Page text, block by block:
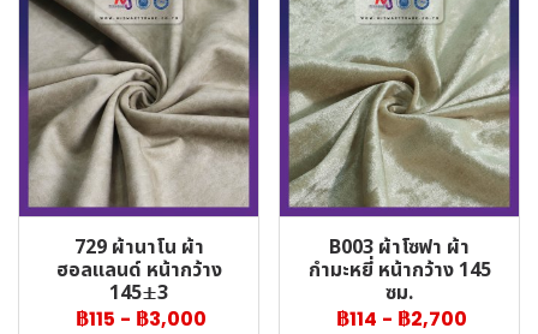
729 ผ้านาโน ผ้า
ฮอลแลนด์ หน้ากว้าง
145±3
฿115 - ฿3,000
B003 ผ้าโซฟา ผ้า
กำมะหยี่ หน้ากว้าง 145
ซม.
฿114 - ฿2,700